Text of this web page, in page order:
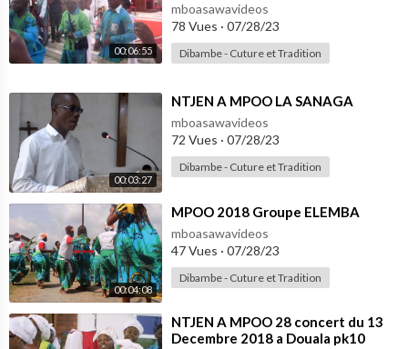
00:06:55
mboasawavideos
78 Vues · 07/28/23
Dibambe - Cuture et Tradition
00:03:27
⁣NTJEN A MPOO LA SANAGA
mboasawavideos
72 Vues · 07/28/23
Dibambe - Cuture et Tradition
00:04:08
⁣MPOO 2018 Groupe ELEMBA
mboasawavideos
47 Vues · 07/28/23
Dibambe - Cuture et Tradition
⁣NTJEN A MPOO 28 concert du 13
Decembre 2018 a Douala pk10